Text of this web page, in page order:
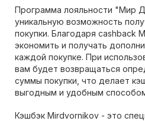
Программа лояльности "Мир
уникальную возможность
покупки. Благодаря cashback
экономить и получать
каждой покупке. При
вам будет возвращаться
суммы покупки, что делает
выгодным и удобным
Кэшбэк Mirdvornikov - это